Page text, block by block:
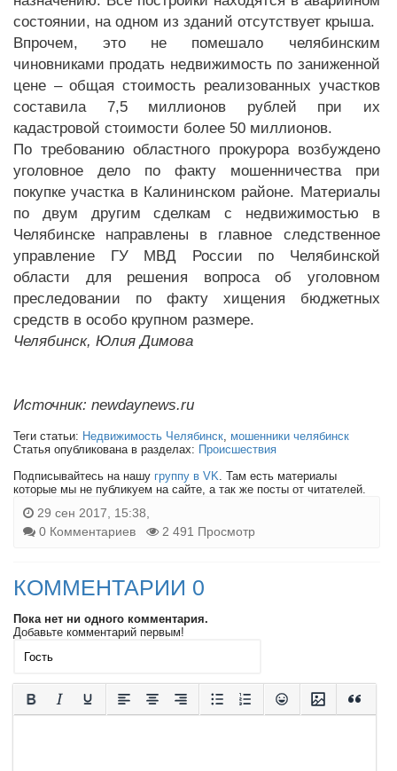
состоянии, на одном из зданий отсутствует крыша.
Впрочем, это не помешало челябинским
чиновниками продать недвижимость по заниженной
цене – общая стоимость реализованных участков
составила 7,5 миллионов рублей при их
кадастровой стоимости более 50 миллионов.
По требованию областного прокурора возбуждено
уголовное дело по факту мошенничества при
покупке участка в Калининском районе. Материалы
по двум другим сделкам с недвижимостью в
Челябинске направлены в главное следственное
управление ГУ МВД России по Челябинской
области для решения вопроса об уголовном
преследовании по факту хищения бюджетных
средств в особо крупном размере.
Челябинск, Юлия Димова
Источник: newdaynews.ru
Теги статьи: Недвижимость Челябинск, мошенники челябинск
Статья опубликована в разделах: Происшествия
Подписывайтесь на нашу группу в VK. Там есть материалы
которые мы не публикуем на сайте, а так же посты от читателей.
29 сен 2017, 15:38,
0 Комментариев
2 491 Просмотр
КОММЕНТАРИИ 0
Пока нет ни одного комментария.
Добавьте комментарий первым!